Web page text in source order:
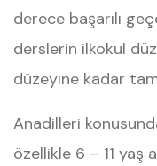
derece başarılı
derslerin ilkokul
düzeyine kadar
Anadilleri
özellikle 6 – 11 yaş